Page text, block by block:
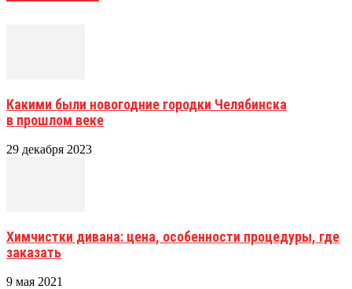
Какими были новогодние городки Челябинска
в прошлом веке
29 декабря 2023
Химчистки дивана: цена, особенности процедуры, где
заказать
9 мая 2021